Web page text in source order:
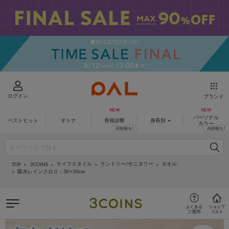
ログイン ブランド
ベストヒット オトナ 骨格診断 身長別
パーソナル
カラー
TOP 3COINS ライフスタイル ランドリー/サニタリー
タオル
吸水レインクロス：30×30cm